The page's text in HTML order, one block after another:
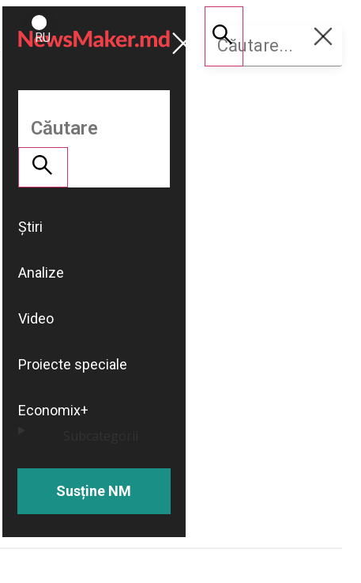
ROMÂNĂ
RU
Susține
NM
Știri
Analize
Video
Proiecte speciale
Economix+
Susține NM